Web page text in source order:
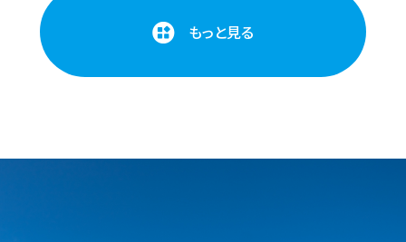
もっと見る